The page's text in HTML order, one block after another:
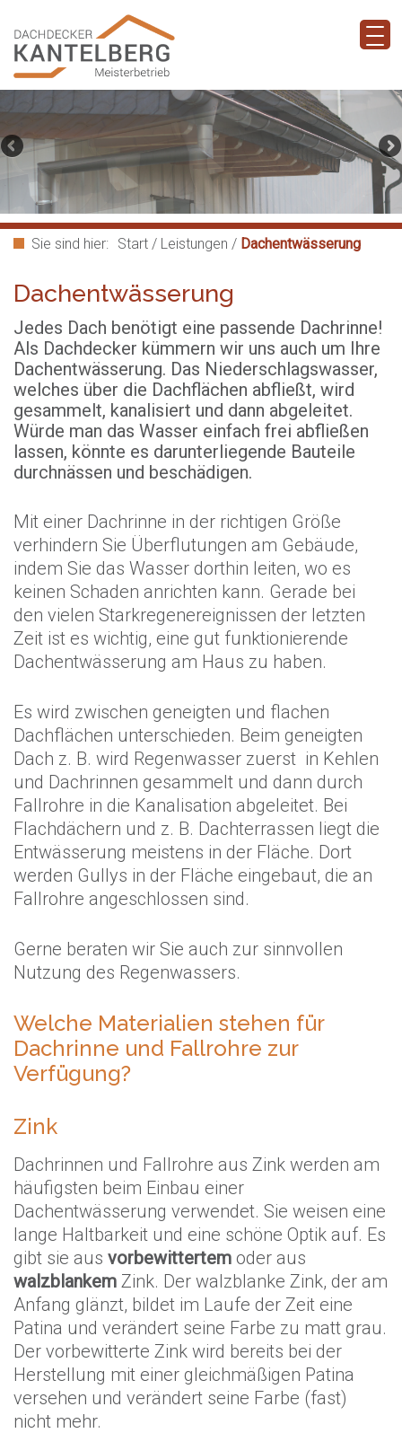
Sie sind hier: Start / Leistungen / Dachentwässerung
Dachentwässerung
Jedes Dach benötigt eine passende Dachrinne!
Als Dachdecker kümmern wir uns auch um Ihre
Dachentwässerung. Das Niederschlagswasser,
welches über die Dachflächen abfließt, wird
gesammelt, kanalisiert und dann abgeleitet.
Würde man das Wasser einfach frei abfließen
lassen, könnte es darunterliegende Bauteile
durchnässen und beschädigen.
Mit einer Dachrinne in der richtigen Größe
verhindern Sie Überflutungen am Gebäude,
indem Sie das Wasser dorthin leiten, wo es
keinen Schaden anrichten kann. Gerade bei
den vielen Starkregenereignissen der letzten
Zeit ist es wichtig, eine gut funktionierende
Dachentwässerung am Haus zu haben.
Es wird zwischen geneigten und flachen
Dachflächen unterschieden. Beim geneigten
Dach z. B. wird Regenwasser zuerst in Kehlen
und Dachrinnen gesammelt und dann durch
Fallrohre in die Kanalisation abgeleitet. Bei
Flachdächern und z. B. Dachterrassen liegt die
Entwässerung meistens in der Fläche. Dort
werden Gullys in der Fläche eingebaut, die an
Fallrohre angeschlossen sind.
Gerne beraten wir Sie auch zur sinnvollen
Nutzung des Regenwassers.
Welche Materialien stehen für
Dachrinne und Fallrohre zur
Verfügung?
Zink
Dachrinnen und Fallrohre aus Zink werden am
häufigsten beim Einbau einer
Dachentwässerung verwendet. Sie weisen eine
lange Haltbarkeit und eine schöne Optik auf. Es
gibt sie aus vorbewittertem oder aus
walzblankem Zink. Der walzblanke Zink, der am
Anfang glänzt, bildet im Laufe der Zeit eine
Patina und verändert seine Farbe zu matt grau.
Der vorbewitterte Zink wird bereits bei der
Herstellung mit einer gleichmäßigen Patina
versehen und verändert seine Farbe (fast)
nicht mehr.